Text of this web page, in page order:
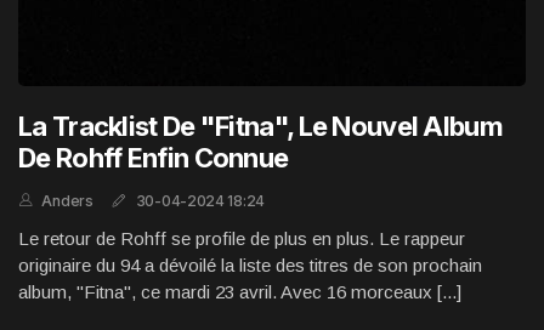
La Tracklist De "Fitna", Le Nouvel Album
De Rohff Enfin Connue
Anders 30-04-2024 18:24
Le retour de Rohff se profile de plus en plus. Le rappeur
originaire du 94 a dévoilé la liste des titres de son prochain
album, "Fitna", ce mardi 23 avril. Avec 16 morceaux [...]